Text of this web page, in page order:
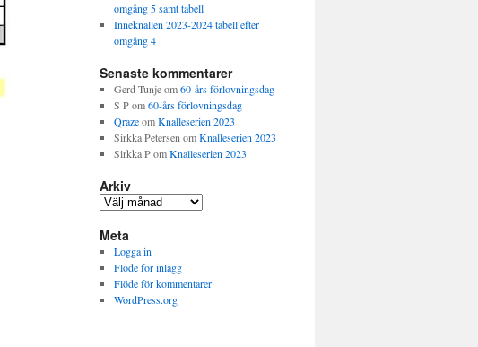
omgång 5 samt tabell
Inneknallen 2023-2024 tabell efter
omgång 4
Senaste kommentarer
Gerd Tunjeom60-års förlovningsdag
S Pom60-års förlovningsdag
QrazeomKnalleserien 2023
Sirkka Petersen omKnalleserien 2023
Sirkka PomKnalleserien 2023
Arkiv
Arkiv
Meta
Logga in
Flöde för inlägg
Flöde för kommentarer
WordPress.org